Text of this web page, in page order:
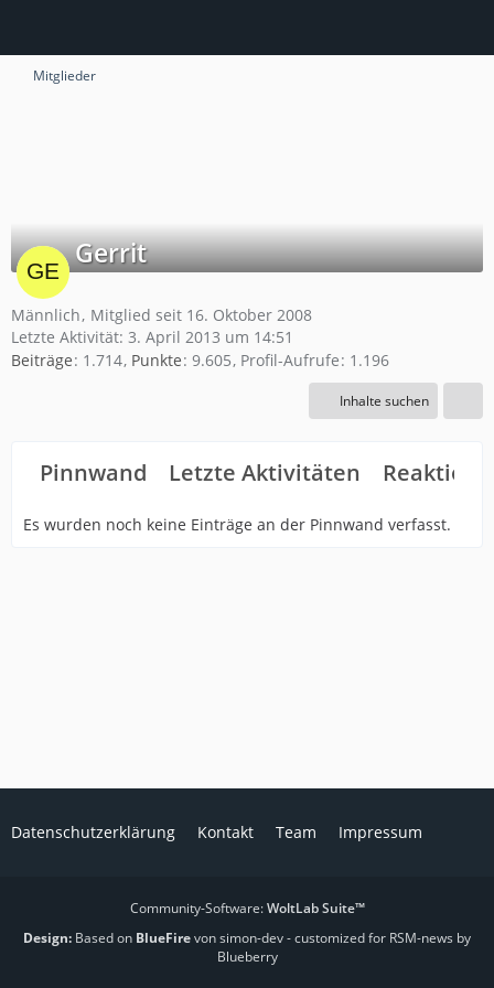
Mitglieder
Gerrit
Männlich Mitglied seit 16. Oktober 2008
Letzte Aktivität: 3. April 2013 um 14:51
Beiträge 1.714 Punkte 9.605 Profil-Aufrufe 1.196
Inhalte suchen
Pinnwand Letzte Aktivitäten
Es wurden noch keine Einträge an der Pinnwand verfasst.
Datenschutzerklärung Kontakt Team Impressum
Community-Software:WoltLab Suite™
Design: Based on BlueFirevon simon-dev- customized for RSM-news by
Blueberry